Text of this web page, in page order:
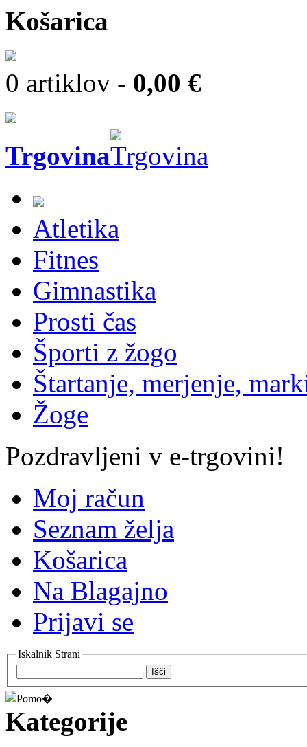
Košarica
0 artiklov - 0,00 €
Trgovina
Atletika
Fitnes
Gimnastika
Prosti čas
Športi z žogo
Štartanje, merjenje,
Žoge
Pozdravljeni v e-trgovini!
Moj račun
Seznam želja
Košarica
Na Blagajno
Prijavi se
Iskalnik Strani
Išči
Kategorije